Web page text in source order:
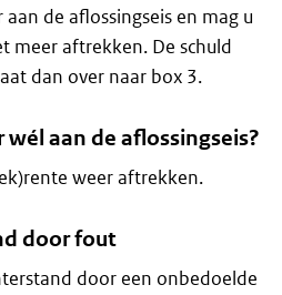
de aflossingseis en mag u
meer aftrekken. De schuld
dan over naar box 3.
aan de aflossingseis?
weer aftrekken.
door fout
door een onbedoelde